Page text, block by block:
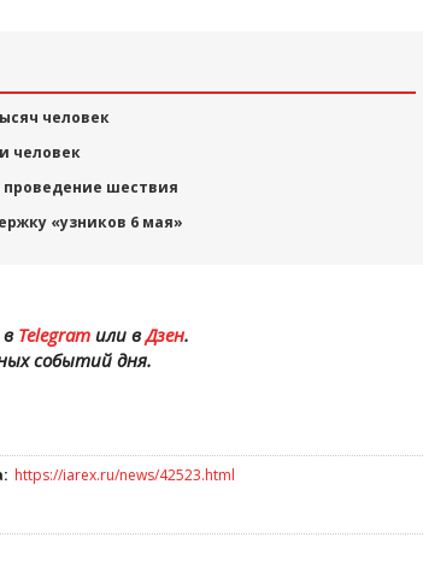
человек
человек
шествия
«узников 6 мая»
вTelegramили вДзен.
событий дня.
https://iarex.ru/news/42523.html